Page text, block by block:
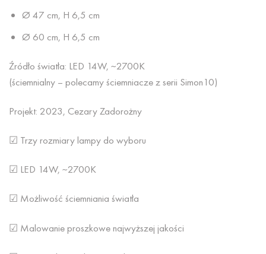
Ø 47 cm, H 6,5 cm
Ø 60 cm, H 6,5 cm
Źródło światła: LED 14W, ~2700K
(ściemnialny – polecamy ściemniacze z serii Simon10)
Projekt: 2023, Cezary Zadorożny
☑ Trzy rozmiary lampy do wyboru
☑ LED 14W, ~2700K
☑ Możliwość ściemniania światła
☑ Malowanie proszkowe najwyższej jakości